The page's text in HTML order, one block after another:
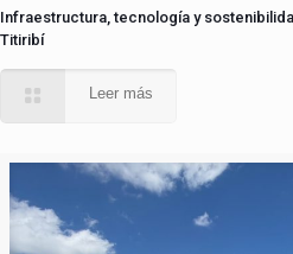
Infraestructura, tecnología y
Titiribí
Leer más